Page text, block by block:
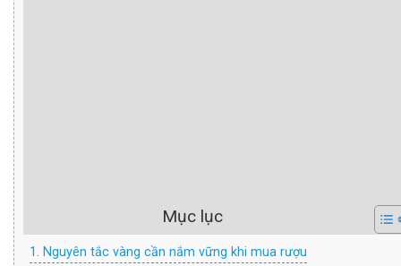
Mục lục
1. Nguyên tắc vàng cần nắm vững khi mua rượu